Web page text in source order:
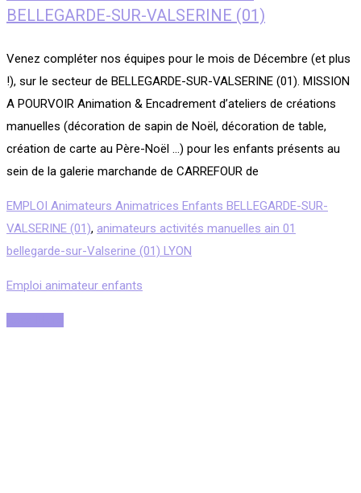
BELLEGARDE-SUR-VALSERINE (01)
Venez compléter nos équipes pour le mois de Décembre (et plus
!), sur le secteur de BELLEGARDE-SUR-VALSERINE (01). MISSION
A POURVOIR Animation & Encadrement d’ateliers de créations
manuelles (décoration de sapin de Noël, décoration de table,
création de carte au Père-Noël …) pour les enfants présents au
sein de la galerie marchande de CARREFOUR de
EMPLOI Animateurs Animatrices Enfants BELLEGARDE-SUR-
VALSERINE (01), animateurs activités manuelles ain 01
bellegarde-sur-Valserine (01) LYON
Emploi animateur enfants